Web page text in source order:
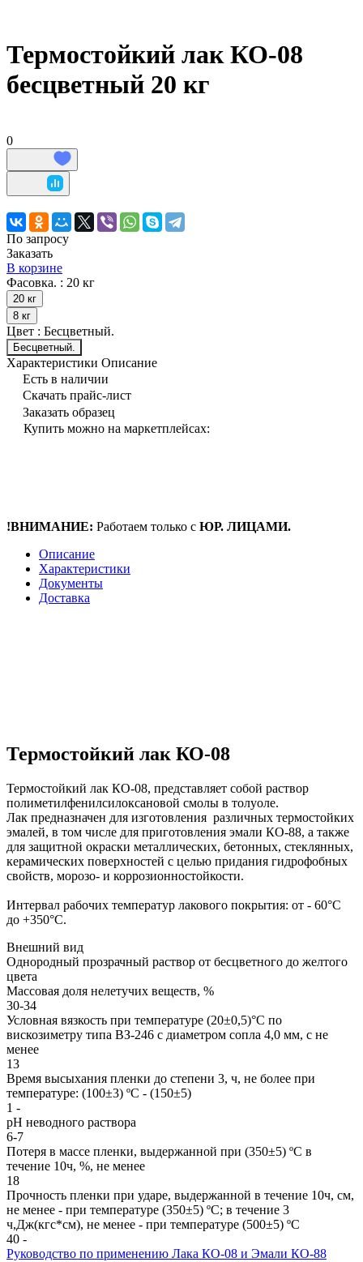
Термостойкий лак КО-08
бесцветный 20 кг
0
По запросу
Заказать
В корзине
Фасовка. : 20 кг
20 кг
8 кг
Цвет : Бесцветный.
Бесцветный.
Характеристики Описание
Есть в наличии
Скачать прайс-лист
Заказать образец
Купить можно на маркетплейсах:
!ВНИМАНИЕ: Работаем только с ЮР. ЛИЦАМИ.
Описание
Характеристики
Документы
Доставка
Термостойкий лак КО-08
Термостойкий лак КО-08, представляет собой раствор
полиметилфенилсилоксановой смолы в толуоле.
Лак предназначен для изготовления различных термостойких
эмалей, в том числе для приготовления эмали КО-88, а также
для защитной окраски металлических, бетонных, стеклянных,
керамических поверхностей с целью придания гидрофобных
свойств, морозо- и коррозионностойкости.
Интервал рабочих температур лакового покрытия: от - 60°С
до +350°С.
Внешний вид
Однородный прозрачный раствор от бесцветного до желтого
цвета
Массовая доля нелетучих веществ, %
30-34
Условная вязкость при температуре (20±0,5)°С по
вискозиметру типа ВЗ-246 с диаметром сопла 4,0 мм, с не
менее
13
Время высыхания пленки до степени 3, ч, не более при
температуре: (100±3) ºС - (150±5)
1 -
рH неводного раствора
6-7
Потеря в массе пленки, выдержанной при (350±5) ºС в
течение 10ч, %, не менее
18
Прочность пленки при ударе, выдержанной в течение 10ч, см,
не менее - при температуре (350±5) ºС; в течение 3
ч,Дж(кгс*см), не менее - при температуре (500±5) ºС
40 -
Руководство по применению Лака КО-08 и Эмали КО-88